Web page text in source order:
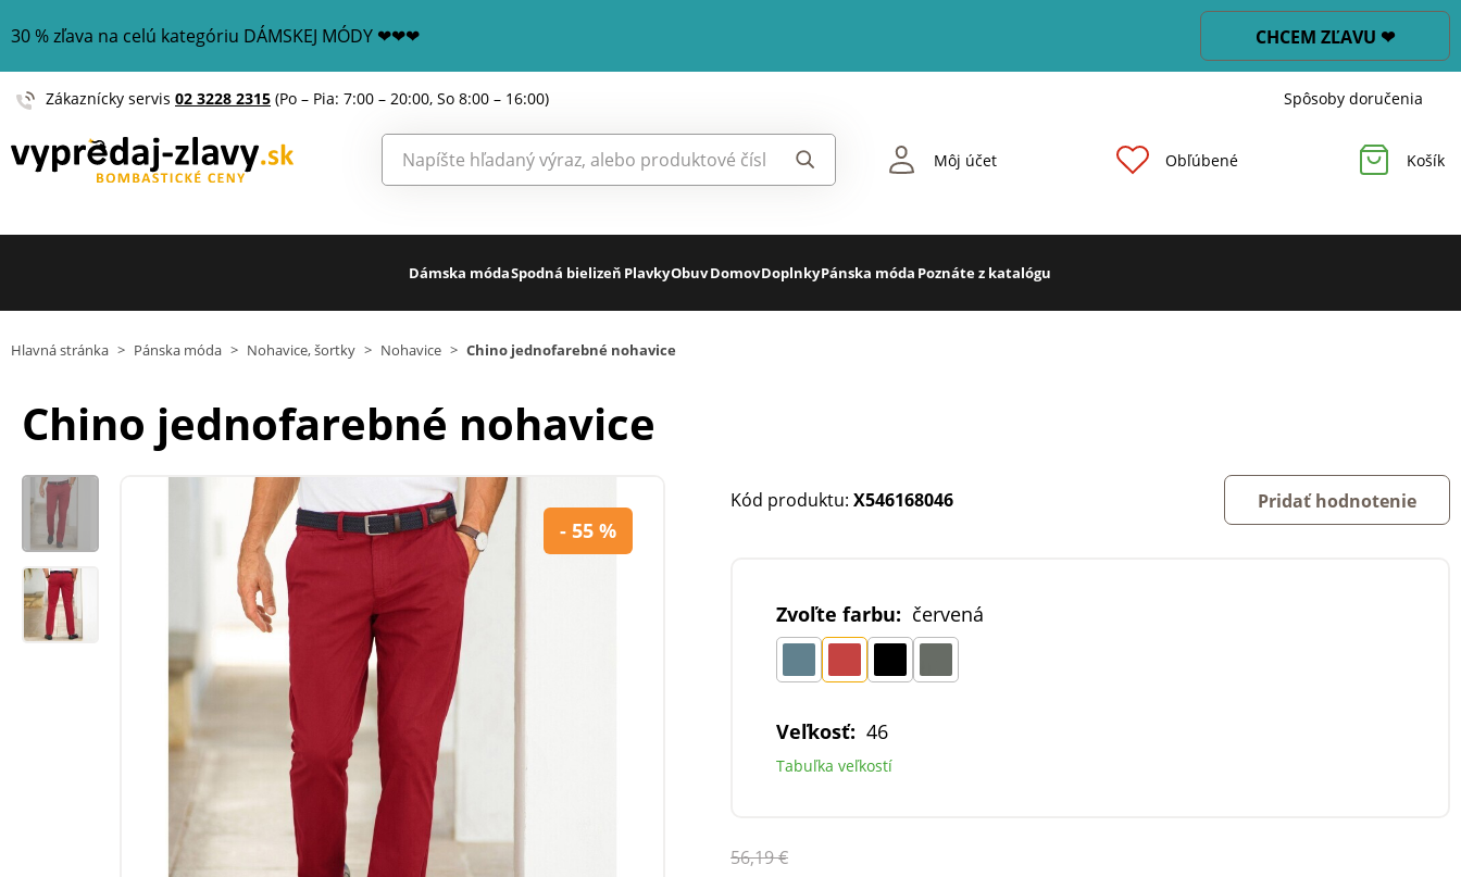
30 % zľava na celú kategóriu DÁMSKEJ MÓDY ❤❤❤ CHCEM ZĽAVU ❤
Zákaznícky servis 02 3228 2315 (Po – Pia: 7:00 – 20:00, So 8:00 – 16:00) Spôsoby doručenia
Môj účet Obľúbené Košík
Dámska módaSpodná bielizeň PlavkyObuvDomovDoplnkyPánska móda Poznáte z katalógu
Hlavná stránka > Pánska móda > Nohavice, šortky > Nohavice > Chino jednofarebné nohavice
Chino jednofarebné nohavice
- 55 %
Kód produktu: X546168046 Pridať hodnotenie
Zvoľte farbu: červená
Veľkosť: 46
Tabuľka veľkostí
56,19 €